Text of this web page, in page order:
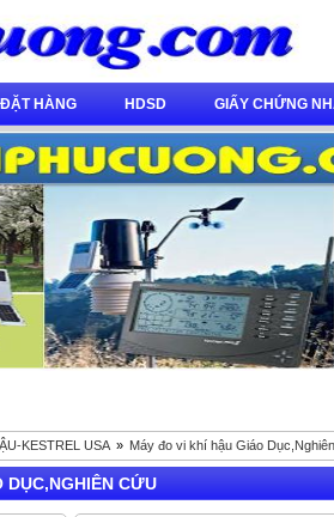
ĐẶT HÀNG HDSD GIẤY CHỨNG
KESTREL USA » Máy đo vi khí hậu Giáo
DỤC,NGHIÊN CỨU